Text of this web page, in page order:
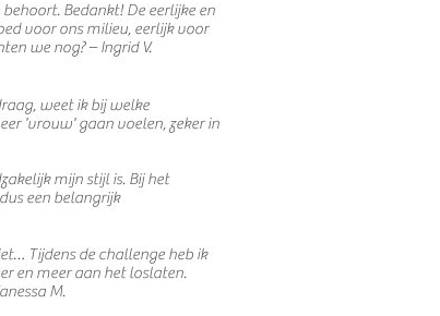
Bedankt! De eerlijke en
voor ons milieu, eerlijk voor
we nog? – Ingrid V.
weet ik bij welke
'vrouw' gaan voelen, zeker in
mijn stijl is. Bij het
een belangrijk
Tijdens de challenge heb ik
en meer aan het loslaten.
M.